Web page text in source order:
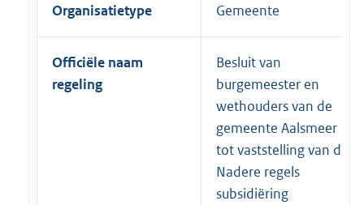
Organisatietype Gemeente
Officiële naam
regeling
Besluit van
burgemeester en
wethouders van de
gemeente Aalsmeer
tot vaststelling van de
Nadere regels
subsidiëring